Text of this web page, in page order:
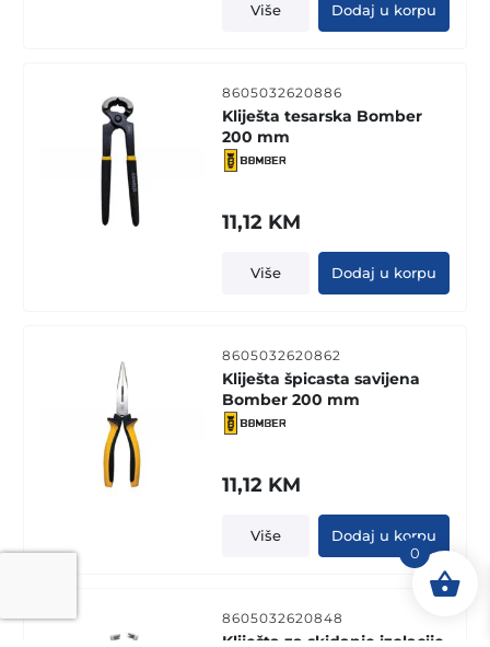
Više Dodaj u korpu
8605032620886
Kliješta tesarska Bomber
200 mm
11,12 KM
Više Dodaj u korpu
8605032620862
Kliješta špicasta savijena
Bomber 200 mm
11,12 KM
Više Dodaj u korpu
8605032620848
Kliješta za skidanje izolacije
0